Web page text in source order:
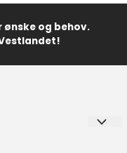
og behov.